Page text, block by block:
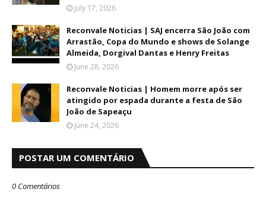
July 17, 2026
Reconvale Noticias | SAJ encerra São João com
Arrastão, Copa do Mundo e shows de Solange
Almeida, Dorgival Dantas e Henry Freitas
June 28, 2026
Reconvale Noticias | Homem morre após ser
atingido por espada durante a festa de São
João de Sapeaçu
June 24, 2026
POSTAR UM COMENTÁRIO
0 Comentários